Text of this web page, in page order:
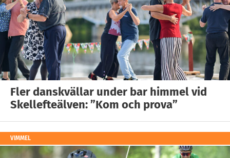
Fler danskvällar under bar himmel vid
Skellefteälven: ”Kom och prova”
VIMMEL